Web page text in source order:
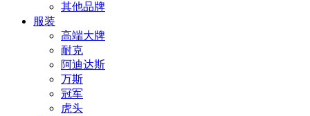
其他品牌
服装
高端大牌
耐克
阿迪达斯
万斯
冠军
虎头